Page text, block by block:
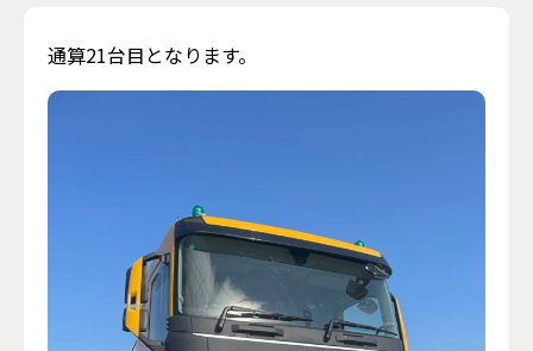
通算21台目となります。